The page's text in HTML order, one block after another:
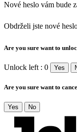
Nové heslo vám bude
Obdrželi jste nové
Are you sure want to
Unlock left : 0 Yes
Are you sure want to
Yes No